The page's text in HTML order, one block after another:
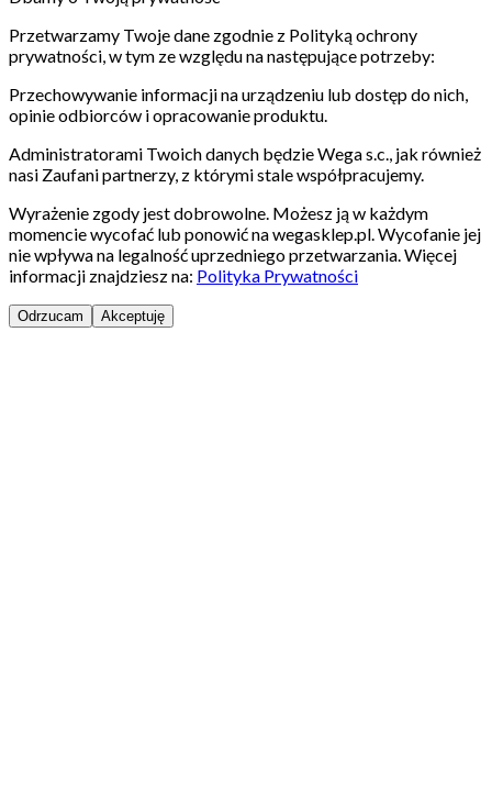
Przetwarzamy Twoje dane zgodnie z Polityką ochrony
prywatności, w tym ze względu na następujące potrzeby:
Przechowywanie informacji na urządzeniu lub dostęp do nich,
opinie odbiorców i opracowanie produktu.
Administratorami Twoich danych będzie Wega s.c., jak również
nasi Zaufani partnerzy, z którymi stale współpracujemy.
Wyrażenie zgody jest dobrowolne. Możesz ją w każdym
momencie wycofać lub ponowić na wegasklep.pl. Wycofanie jej
nie wpływa na legalność uprzedniego przetwarzania. Więcej
informacji znajdziesz na: Polityka Prywatności
Odrzucam Akceptuję